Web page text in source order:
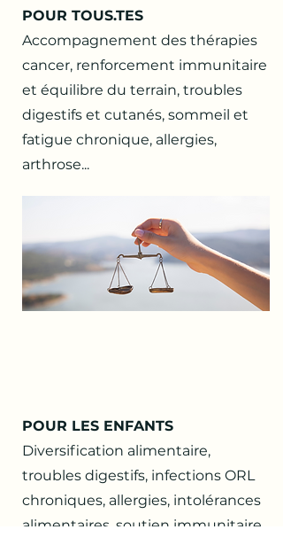
POUR TOUS.TES
Accompagnement des thérapies
cancer, renforcement immunitaire
et équilibre du terrain, troubles
digestifs et cutanés, sommeil et
fatigue chronique, allergies,
arthrose...
POUR LES ENFANTS
Diversification alimentaire,
troubles digestifs, infections ORL
chroniques, allergies, intolérances
alimentaires, soutien immunitaire